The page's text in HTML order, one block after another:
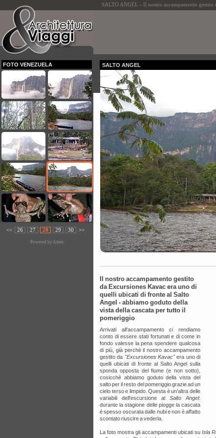
SALTO ANGEL - Il nostro accampamento
FOTO VENEZUELA
<< 26 27 28 29 30 >>
Powered by Amee
SALTO ANGEL
Il nostro accampamento gestito
da Excursiones Kavac era uno di
quelli ubicati di fronte al Salto
Angel - abbiamo goduto della
vista della cascata per tutto il
pomeriggio
Arrivati all'accampamento ci rendiamo
conto di essere stati fortunati e di come in
fondo valesse la pena spendere qualcosa
di più, già perchè il nostro accampamento
gestito da "Excursiones Kavac"era uno di
quelli ubicati di fronte al Salto Angel sulla
sponda opposta del fiume (e non sotto),
cosicchè abbiamo goduto della vista del
salto per il resto del pomeriggio grazie ad un
cielo terso e limpido. Questa è un'altra delle
variabili dell'escursione al Salto Angel:
durante la stagione delle piogge la cascata
è spesso oscurata dalle nubi e non è affatto
scontato riuscire a vederla.
La foto mostra gli accampamenti ubicati suIsla